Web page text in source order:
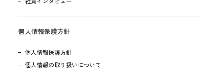
個人情報保護方針
個人情報保護方針
個人情報の取り扱いについて